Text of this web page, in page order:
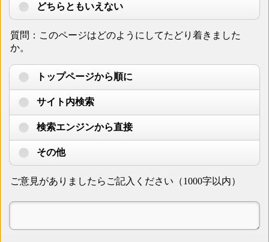
どちらともいえない
質問：このページはどのようにしてたどり着きました
か。
トップページから順に
サイト内検索
検索エンジンから直接
その他
ご意見がありましたらご記入ください（1000字以内）